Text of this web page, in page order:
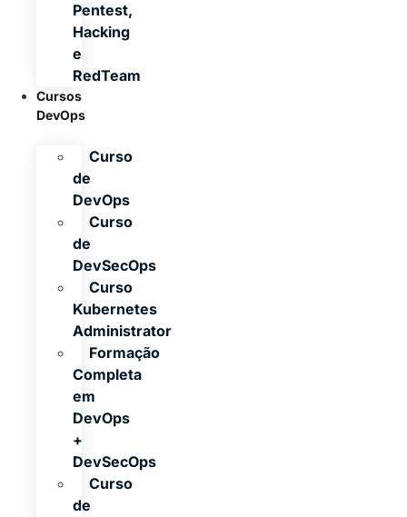
Pentest,
Hacking
e
RedTeam
Cursos
DevOps
Curso
de
DevOps
Curso
de
DevSecOps
Curso
Kubernetes
Administrator
Formação
Completa
em
DevOps
+
DevSecOps
Curso
de